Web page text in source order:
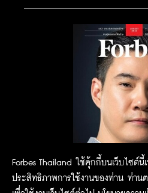
Forbes Thailand ใช้คุ้กกี้บนเว็บไซต์นี้
ประสิทธิภาพการใช้งานของท่าน ท่าน